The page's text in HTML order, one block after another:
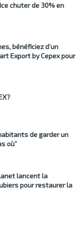
chuter de 30% en
bénéficiez d’un
Export by Cepex pour
de garder un
où”
lancent la
pour restaurer la